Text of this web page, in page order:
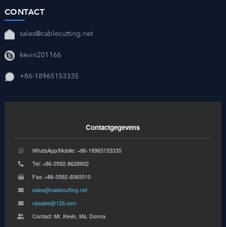
CONTACT
sales@cablecutting.net
kevin201166
+86-18965153335
Contactgegevens
WhatsApp/Mobile: +86-18965153335
Tel: +86-0592-8628902
Fax: +86-0592-6065010
sales@cablecutting.net
npsales@126.com
Contact: Mr. Kevin, Ms. Donna